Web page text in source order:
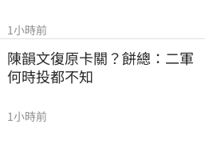
1小時前
陳韻文復原卡關？餅總：二軍
何時投都不知
1小時前